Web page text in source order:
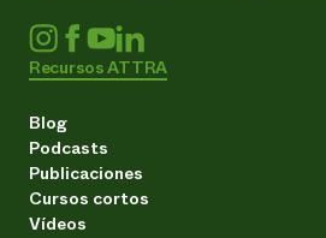
Recursos ATTRA
Blog
Podcasts
Publicaciones
Cursos cortos
Vídeos